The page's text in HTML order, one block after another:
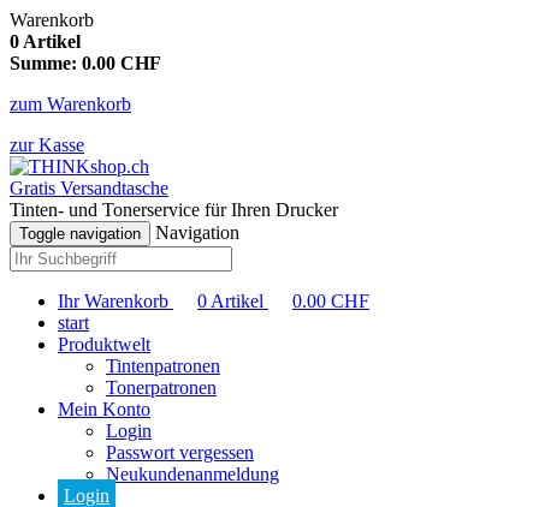
Warenkorb
0 Artikel
Summe: 0.00 CHF
zum Warenkorb
zur Kasse
Gratis Versandtasche
Tinten- und Tonerservice für Ihren Drucker
Toggle navigation Navigation
Ihr Warenkorb 0 Artikel 0.00 CHF
start
Produktwelt
Tintenpatronen
Tonerpatronen
Mein Konto
Login
Passwort vergessen
Neukundenanmeldung
Login